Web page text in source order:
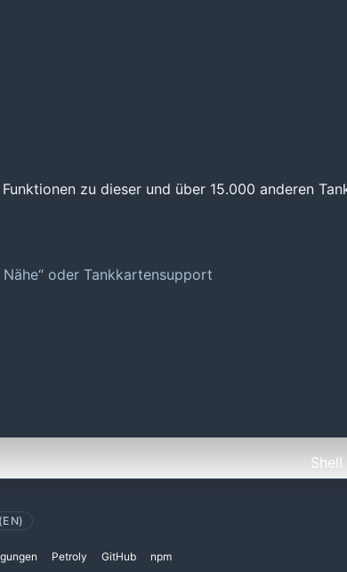
zu dieser und über 15.000 anderen
oder Tankkartensupport
Petroly GitHub npm